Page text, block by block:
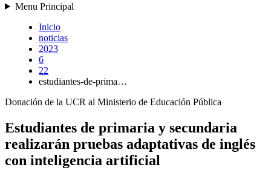
Menu Principal
Inicio
noticias
2023
6
22
estudiantes-de-prima…
Donación de la UCR al Ministerio de Educación Pública
Estudiantes de primaria y secundaria
realizarán pruebas adaptativas de inglés
con inteligencia artificial